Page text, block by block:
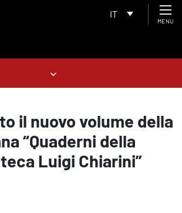
IT
MENU
il nuovo volume della
“Quaderni della
Luigi Chiarini”